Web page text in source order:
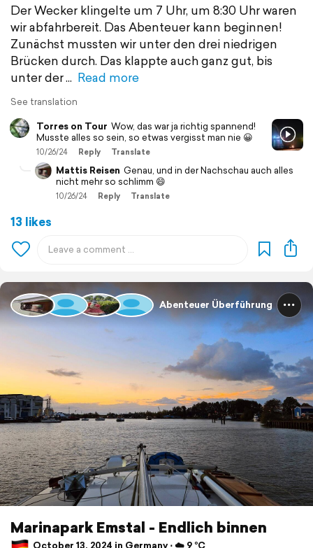
Der Wecker klingelte um 7 Uhr, um 8:30 Uhr waren
wir abfahrbereit. Das Abenteuer kann beginnen!
Zunächst mussten wir unter den drei niedrigen
Brücken durch. Das klappte auch ganz gut, bis
unter der
Read more
See translation
Torres on Tour Wow, das war ja richtig spannend!
Musste alles so sein, so etwas vergisst man nie 😀
10/26/24 Reply Translate
Mattis Reisen Genau, und in der Nachschau auch alles
nicht mehr so schlimm 😄
10/26/24 Reply Translate
13 likes
Abenteuer Überführung
Marinapark Emstal - Endlich binnen